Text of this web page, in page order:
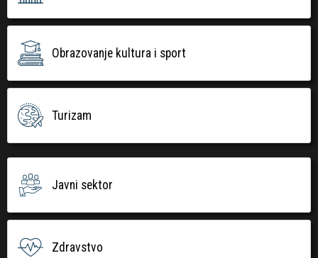
Obrazovanje kultura i sport
Turizam
Javni sektor
Zdravstvo